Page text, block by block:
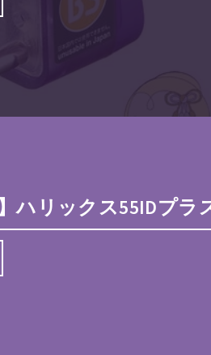
】ハリックス55IDプ